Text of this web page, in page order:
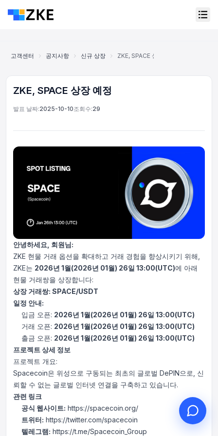
고객센터 공지사항 신규 상장 ZKE, SPACE 상장 예정
ZKE, SPACE 상장 예정
발표 날짜:2025-10-10조회수:29
안녕하세요, 회원님:
ZKE 현물 거래 옵션을 확대하고 거래 경험을 향상시키기 위해,
ZKE는 2026년 1월(2026년 01월) 26일 13:00(UTC)에 아래
현물 거래쌍을 상장합니다:
상장 거래쌍: SPACE/USDT
일정 안내:
입금 오픈: 2026년 1월(2026년 01월) 26일 13:00(UTC)
거래 오픈: 2026년 1월(2026년 01월) 26일 13:00(UTC)
출금 오픈: 2026년 1월(2026년 01월) 26일 13:00(UTC)
프로젝트 상세 정보
프로젝트 개요:
Spacecoin은 위성으로 구동되는 최초의 글로벌 DePIN으로, 신
뢰할 수 없는 글로벌 인터넷 연결을 구축하고 있습니다.
관련 링크
공식 웹사이트: https://spacecoin.org/
트위터: https://twitter.com/spacecoin
텔레그램: https://t.me/Spacecoin_Group
온라인 고객 서비스
안녕하세요, 무엇을 도와드릴까
온라인 상담 시작